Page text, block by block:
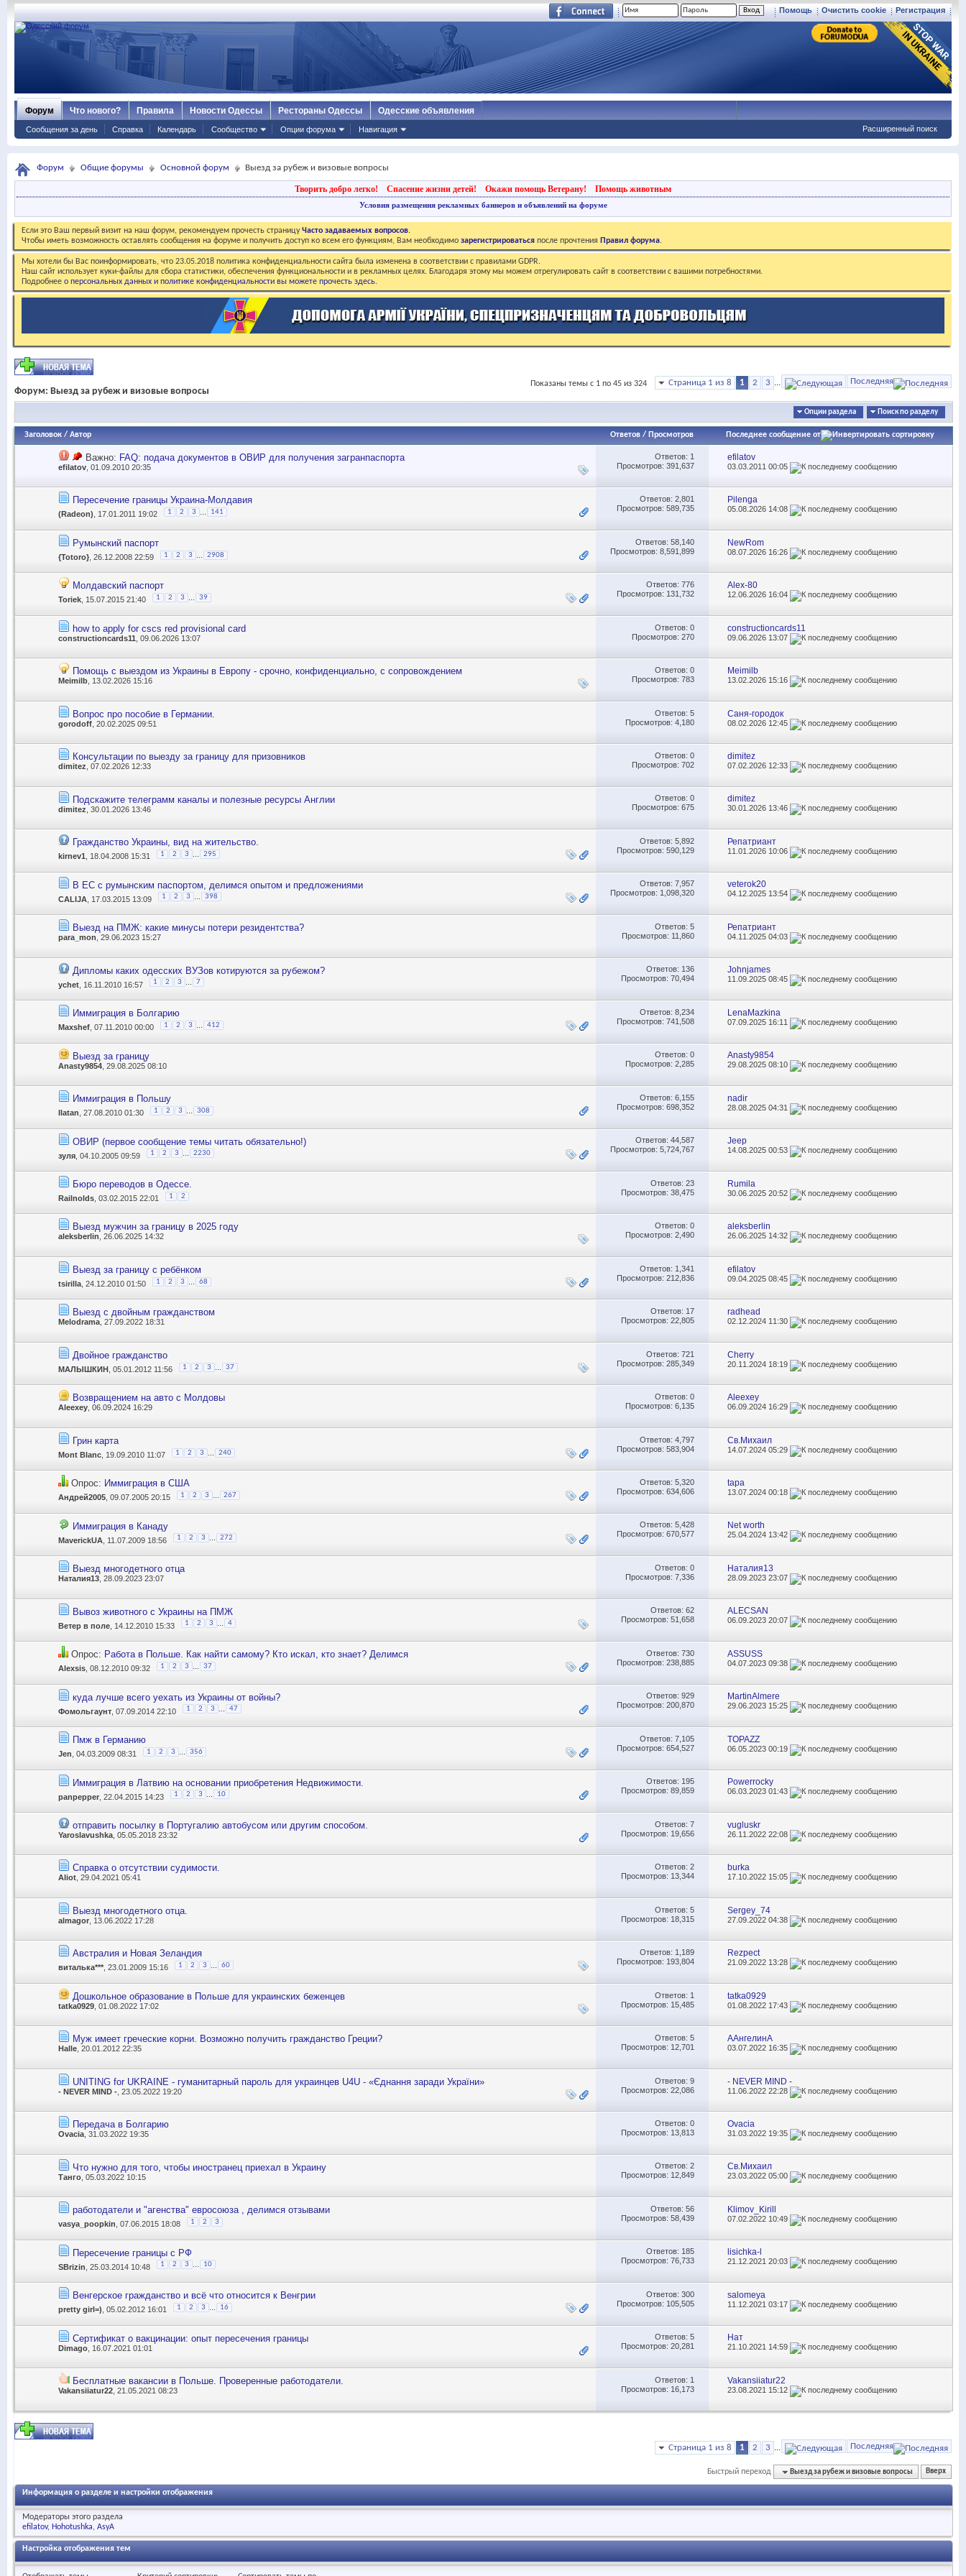
Регистрация
Очистить cookie
Помощь
Форум
Сообщения за день Справка Календарь Сообщество Опции форума Навигация
Что нового? Правила Новости Одессы Рестораны Одессы Одесские объявления
Расширенный поиск
Форум Общие форумы Основной форум Выезд за рубеж и визовые вопросы
Творить добро легко! Спасение жизни детей! Окажи помощь Ветерану! Помощь животным
Условия размещения рекламных баннеров и объявлений на форуме
Если это Ваш первый визит на наш форум, рекомендуем прочесть страницуЧасто задаваемых вопросов.
Чтобы иметь возможность оставлять сообщения на форуме и получить доступ ко всем его функциям, Вам необходимо зарегистрироваться после прочтения Правил форума.
Мы хотели бы Вас поинформировать, что 23.05.2018 политика конфиденциальности сайта была изменена в соответствии с правилами GDPR.
Наш сайт использует куки-файлы для сбора статистики, обеспечения функциональности и в рекламных целях. Благодаря этому мы можем отрегулировать сайт в соответствии с вашими потребностями.
Подробнее о персональных данных и политике конфиденциальности вы можете прочесть здесь.
Страница 1 из 8 1 2 3 ... Последняя
Показаны темы с 1 по 45 из 324
Форум: Выезд за рубеж и визовые вопросы
Опции раздела Поиск по разделу
Заголовок / Автор Ответов/ Просмотров Последнее сообщение от
Важно: FAQ: подача документов в ОВИР для получения загранпаспорта
efilatov , 01.09.2010 20:35
Ответов: 1
Просмотров: 391,637
efilatov
03.03.201100:05
Пересечение границы Украина-Молдавия
(Radeon) , 17.01.2011 19:02 1 2 3 141
Ответов: 2,801
Просмотров: 589,735
Pilenga
05.08.2026 14:08
Румынский паспорт
{Totoro} , 26.12.2008 22:59 1 2 3 2908
Ответов: 58,140
Просмотров: 8,591,899
NewRom
08.07.2026 16:26
Молдавский паспорт
Toriek , 15.07.2015 21:40 1 2 3 39
Ответов: 776
Просмотров: 131,732
Alex-80
12.06.2026 16:04
how to apply for cscs red provisional card
constructioncards11 , 09.06.2026 13:07
Ответов: 0
Просмотров: 270
constructioncards11
09.06.2026 13:07
Помощь с выездом из Украины в Европу - срочно, конфиденциально, с сопровождением
Meimilb , 13.02.2026 15:16
Ответов: 0
Просмотров: 783
Meimilb
13.02.2026 15:16
Вопрос про пособие в Германии.
gorodoff , 20.02.2025 09:51
Ответов: 5
Просмотров: 4,180
Саня-городок
08.02.2026 12:45
Консультации по выезду за границу для призовников
dimitez , 07.02.2026 12:33
Ответов: 0
Просмотров: 702
dimitez
07.02.2026 12:33
Подскажите телеграмм каналы и полезные ресурсы Англии
dimitez , 30.01.2026 13:46
Ответов: 0
Просмотров: 675
dimitez
30.01.202613:46
Гражданство Украины, вид на жительство.
kirnev1 , 18.04.2008 15:31 1 2 3 295
Ответов: 5,892
Просмотров: 590,129
Репатриант
11.01.2026 10:06
В ЕС с румынским паспортом, делимся опытом и предложениями
CALIJA , 17.03.2015 13:09 1 2 3 ... 398
Ответов: 7,957
Просмотров: 1,098,320
veterok20
04.12.202513:54
Выезд на ПМЖ: какие минусы потери резидентства?
para_mon , 29.06.2023 15:27
Ответов: 5
Просмотров: 11,860
Репатриант
04.11.202504:03
Дипломы каких одесских ВУЗов котируются за рубежом?
ychet , 16.11.2010 16:57 1 2 3 7
Ответов: 136
Просмотров: 70,494
Johnjames
11.09.202508:45
Иммиграция в Болгарию
Maxshef , 07.11.2010 00:00 1 2 3 412
Ответов: 8,234
Просмотров: 741,508
LenaMazkina
07.09.2025 16:11
Выезд за границу
Anasty9854 , 29.08.2025 08:10
Ответов: 0
Просмотров: 2,285
Anasty9854
29.08.202508:10
Иммиграция в Польшу
Ilatan , 27.08.2010 01:30 1 2 3 308
Ответов: 6,155
Просмотров: 698,352
nadir
28.08.202504:31
ОВИР (первое сообщение темы читать обязательно!)
зуля , 04.10.2005 09:59 1 2 3 2230
Ответов: 44,587
Просмотров: 5,724,767
Jeep
14.08.202500:53
Бюро переводов в Одессе.
Railnolds , 03.02.2015 22:01 1 2
Ответов: 23
Просмотров: 38,475
Rumila
30.06.202520:52
Выезд мужчин за границу в 2025 году
aleksberlin, 26.06.2025 14:32
Ответов: 0
Просмотров: 2,490
aleksberlin
26.06.2025 14:32
Выезд за границу с ребёнком
tsirilla , 24.12.2010 01:50 1 2 3 68
Ответов: 1,341
Просмотров: 212,836
efilatov
09.04.202508:45
Выезд с двойным гражданством
Melodrama , 27.09.2022 18:31
Ответов: 17
Просмотров: 22,805
radhead
02.12.2024 11:30
Двойное гражданство
МАЛЫШКИН , 05.01.2012 11:56 1 2 3 37
Ответов: 721
Просмотров: 285,349
Cherry
20.11.2024 18:19
Возвращением на авто с Молдовы
Aleexey , 06.09.2024 16:29
Ответов: 0
Просмотров: 6,135
Aleexey
06.09.2024 16:29
Грин карта
Mont Blanc , 19.09.2010 11:07 1 2 3 240
Ответов: 4,797
Просмотров: 583,904
Св.Михаил
14.07.202405:29
Опрос: Иммиграция в США
Андрей2005 , 09.07.2005 20:15 1 2 3 267
Ответов: 5,320
Просмотров: 634,606
tapa
13.07.202400:18
Иммиграция в Канаду
MaverickUA , 11.07.2009 18:56 1 2 3 ... 272
Ответов: 5,428
Просмотров: 670,577
Net worth
25.04.202413:42
Выезд многодетного отца
Наталия13 , 28.09.2023 23:07
Ответов: 0
Просмотров: 7,336
Наталия13
28.09.202323:07
Вывоз животного с Украины на ПМЖ
Ветер в поле , 14.12.2010 15:33 1 2 3 ... 4
Ответов: 62
Просмотров: 51,658
ALECSAN
06.09.202320:07
Опрос: Работа в Польше. Как найти самому? Кто искал, кто знает? Делимся
Alexsis , 08.12.2010 09:32 1 2 3 37
Ответов: 730
Просмотров: 238,885
ASSUSS
04.07.202309:38
куда лучше всего уехать из Украины от войны?
Фомольгаунт , 07.09.2014 22:10 1 2 3 47
Ответов: 929
Просмотров: 200,870
MartinAlmere
29.06.2023 15:25
Пмж в Германию
Jen , 04.03.2009 08:31 1 2 3 356
Ответов: 7,105
Просмотров: 654,527
TOPAZZ
06.05.202300:19
Иммиграция в Латвию на основании приобретения Недвижимости.
panpepper , 22.04.2015 14:23 1 2 3 10
Ответов: 195
Просмотров: 89,859
Powerrocky
06.03.202301:43
отправить посылку в Португалию автобусом или другим способом.
Yaroslavushka , 05.05.2018 23:32
Ответов: 7
Просмотров: 19,656
vugluskr
26.11.202222:08
Справка о отсутствии судимости.
Aliot, 29.04.2021 05:41
Ответов: 2
Просмотров: 13,344
burka
17.10.2022 15:05
Выезд многодетного отца.
almagor , 13.06.2022 17:28
Ответов: 5
Просмотров: 18,315
Sergey_74
27.09.202204:38
Австралия и Новая Зеландия
виталька*** , 23.01.2009 15:16 1 2 3 60
Ответов: 1,189
Просмотров: 193,804
Rezpect
21.09.2022 13:28
Дошкольное образование в Польше для украинских беженцев
tatka0929 , 01.08.2022 17:02
Ответов: 1
Просмотров: 15,485
tatka0929
01.08.2022 17:43
Муж имеет греческие корни. Возможно получить гражданство Греции?
Halle , 20.01.2012 22:35
Ответов: 5
Просмотров: 12,701
ААнгелинА
03.07.2022 16:35
UNITING for UKRAINE - гуманитарный пароль для украинцев U4U - «Єднання заради України»
- NEVER MIND - , 23.05.2022 19:20
Ответов: 9
Просмотров: 22,086
- NEVER MIND -
11.06.202222:28
Передача в Болгарию
Ovacia , 31.03.2022 19:35
Ответов: 0
Просмотров: 13,813
Ovacia
31.03.2022 19:35
Что нужно для того, чтобы иностранец приехал в Украину
Танго , 05.03.2022 10:15
Ответов: 2
Просмотров: 12,849
Св.Михаил
23.03.202205:00
работодатели и "агенства" евросоюза , делимся отзывами
vasya_poopkin , 07.06.2015 18:08 1 2 3
Ответов: 56
Просмотров: 58,439
Klimov_Kirill
07.02.2022 10:49
Пересечение границы с РФ
SBrizin , 25.03.2014 10:48 1 2 3 ... 10
Ответов: 185
Просмотров: 76,733
lisichka-l
21.12.202120:03
Венгерское гражданство и всё что относится к Венгрии
pretty girl=) , 05.02.2012 16:01 1 2 3 16
Ответов: 300
Просмотров: 105,505
salomeya
11.12.202103:17
Сертификат о вакцинации: опыт пересечения границы
Dimago , 16.07.2021 01:01
Ответов: 5
Просмотров: 20,281
Нат
21.10.2021 14:59
Бесплатные вакансии в Польше. Проверенные работодатели.
Vakansiiatur22 , 21.05.2021 08:23
Ответов: 1
Просмотров: 16,173
Vakansiiatur22
23.08.2021 15:12
Страница 1 из 8 1 2 3 Последняя
Быстрый переход Выезд за рубеж и визовые вопросы Вверх
Информация о разделе и настройки отображения
Модераторы этого раздела
efilatov
Hohotushka AsyA
Настройка отображения тем